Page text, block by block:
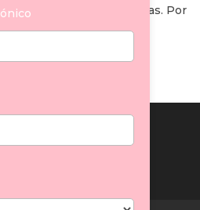
las obras expuestas. Por